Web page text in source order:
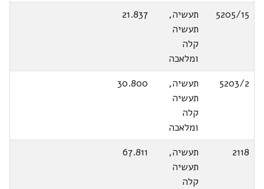
5205/15
תעשיה,
תעשיה
קלה
ומלאכה
21.837
5203/2
תעשיה,
תעשיה
קלה
ומלאכה
30.800
2118
תעשיה,
תעשיה
קלה
67.811